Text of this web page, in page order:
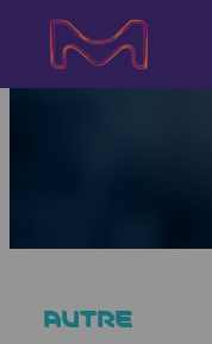
AUTRE